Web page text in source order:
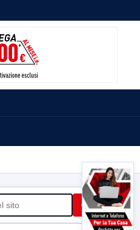
Cerca